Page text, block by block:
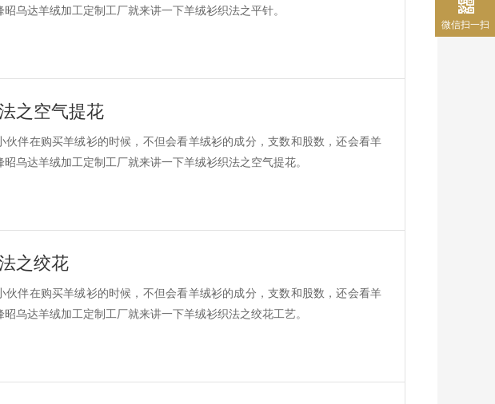
乌达羊绒加工定制工厂就来讲一下羊绒衫织法之平针。
之空气提花
伙伴在购买羊绒衫的时候，不但会看羊绒衫的成分，支数和股数，还会看羊
乌达羊绒加工定制工厂就来讲一下羊绒衫织法之空气提花。
之绞花
伙伴在购买羊绒衫的时候，不但会看羊绒衫的成分，支数和股数，还会看羊
乌达羊绒加工定制工厂就来讲一下羊绒衫织法之绞花工艺。
微信扫一扫